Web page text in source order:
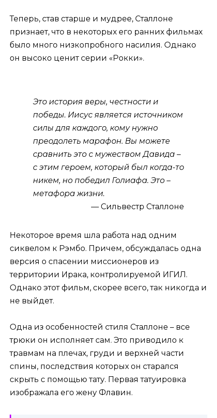
Теперь, став старше и мудрее, Сталлоне
признает, что в некоторых его ранних фильмах
было много низкопробного насилия. Однако
он высоко ценит серии «Рокки».
Это история веры, честности и
победы. Иисус является источником
силы для каждого, кому нужно
преодолеть марафон. Вы можете
сравнить это с мужеством Давида –
с этим героем, который был когда-то
никем, но победил Голиафа. Это –
метафора жизни.
Сильвестр Сталлоне
Некоторое время шла работа над одним
сиквелом к Рэмбо. Причем, обсуждалась одна
версия о спасении миссионеров из
территории Ирака, контролируемой ИГИЛ.
Однако этот фильм, скорее всего, так никогда и
не выйдет.
Одна из особенностей стиля Сталлоне – все
трюки он исполняет сам. Это приводило к
травмам на плечах, груди и верхней части
спины, последствия которых он старался
скрыть с помощью тату. Первая татуировка
изображала его жену Флавин.